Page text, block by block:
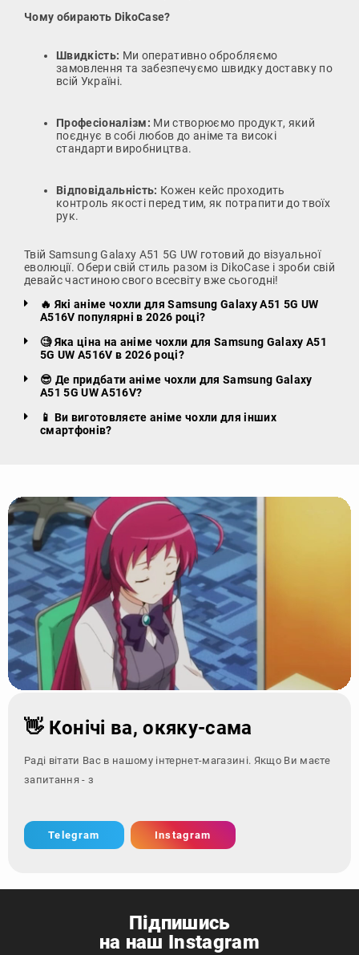
Чому обирають DikoCase?
Швидкість: Ми оперативно обробляємо
замовлення та забезпечуємо швидку доставку по
всій Україні.
Професіоналізм: Ми створюємо продукт, який
поєднує в собі любов до аніме та високі
стандарти виробництва.
Відповідальність: Кожен кейс проходить
контроль якості перед тим, як потрапити до твоїх
рук.
Твій Samsung Galaxy A51 5G UW готовий до візуальної
еволюції. Обери свій стиль разом із DikoCase і зроби свій
девайс частиною свого всесвіту вже сьогодні!
🔥 Які аніме чохли для Samsung Galaxy A51 5G UW
A516V популярні в 2026 році?
🧐 Яка ціна на аніме чохли для Samsung Galaxy A51
5G UW A516V в 2026 році?
😎 Де придбати аніме чохли для Samsung Galaxy
A51 5G UW A516V?
📱 Ви виготовляєте аніме чохли для інших
смартфонів?
👋 Конічі ва, окяку-сама
Раді вітати Вас в нашому інтернет-магазині. Якщо Ви маєте
запитання - зверніться за
Telegram Instagram
Підпишись
на наш Instagram